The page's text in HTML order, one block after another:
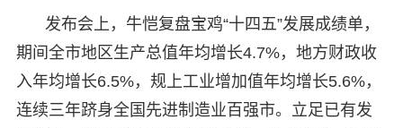
发布会上，牛恺复盘宝鸡“十四五”发展成绩单，
期间全市地区生产总值年均增长4.7%，地方财政收
入年均增长6.5%，规上工业增加值年均增长5.6%，
连续三年跻身全国先进制造业百强市。立足已有发